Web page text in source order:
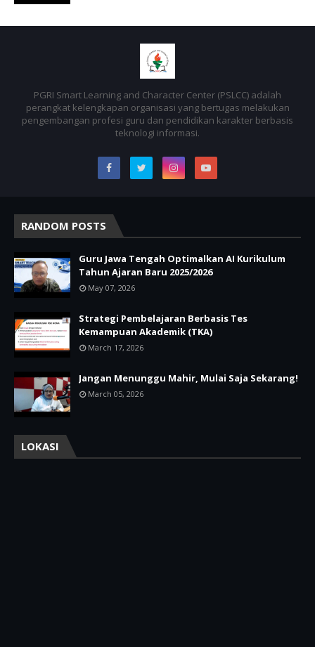
PGRI Smart Learning and Character Center (PSLCC) adalah
perangkat kelengkapan organisasi yang bertugas melakukan
pengembangan profesi guru dan pendidikan karakter berbasis
teknologi informasi.
RANDOM POSTS
Guru Jawa Tengah Optimalkan AI Kurikulum
Tahun Ajaran Baru 2025/2026
May 07, 2026
Strategi Pembelajaran Berbasis Tes
Kemampuan Akademik (TKA)
March 17, 2026
Jangan Menunggu Mahir, Mulai Saja Sekarang!
March 05, 2026
LOKASI